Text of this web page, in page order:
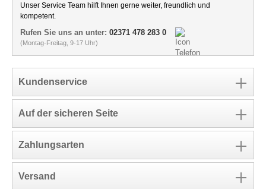
Unser Service Team hilft Ihnen gerne weiter, freundlich und
kompetent.
Rufen Sie uns an unter: 02371 478 283 0
(Montag-Freitag, 9-17 Uhr)
Kundenservice
Auf der sicheren Seite
Zahlungsarten
Versand